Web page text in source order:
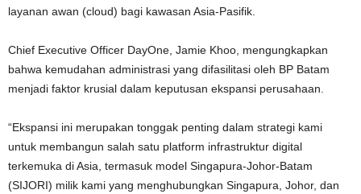
layanan awan (cloud) bagi kawasan Asia-Pasifik.
Chief Executive Officer DayOne, Jamie Khoo, mengungkapkan
bahwa kemudahan administrasi yang difasilitasi oleh BP Batam
menjadi faktor krusial dalam keputusan ekspansi perusahaan.
“Ekspansi ini merupakan tonggak penting dalam strategi kami
untuk membangun salah satu platform infrastruktur digital
terkemuka di Asia, termasuk model Singapura-Johor-Batam
(SIJORI) milik kami yang menghubungkan Singapura, Johor, dan